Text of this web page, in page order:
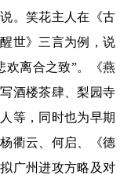
。笑花主人在《古
世》三言为例，说
欢离合之致”。《燕
酒楼茶肆、梨园寺
等，同时也为早期
衢云、何启、《德
广州进攻方略及对